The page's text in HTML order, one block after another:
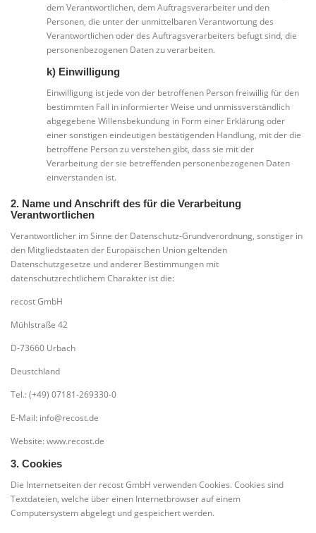
dem Verantwortlichen, dem Auftragsverarbeiter und den
Personen, die unter der unmittelbaren Verantwortung des
Verantwortlichen oder des Auftragsverarbeiters befugt sind, die
personenbezogenen Daten zu verarbeiten.
k) Einwilligung
Einwilligung ist jede von der betroffenen Person freiwillig für den
bestimmten Fall in informierter Weise und unmissverständlich
abgegebene Willensbekundung in Form einer Erklärung oder
einer sonstigen eindeutigen bestätigenden Handlung, mit der die
betroffene Person zu verstehen gibt, dass sie mit der
Verarbeitung der sie betreffenden personenbezogenen Daten
einverstanden ist.
2. Name und Anschrift des für die Verarbeitung
Verantwortlichen
Verantwortlicher im Sinne der Datenschutz-Grundverordnung, sonstiger in
den Mitgliedstaaten der Europäischen Union geltenden
Datenschutzgesetze und anderer Bestimmungen mit
datenschutzrechtlichem Charakter ist die:
recost GmbH
Mühlstraße 42
D-73660 Urbach
Deustchland
Tel.: (+49) 07181-269330-0
E-Mail: info@recost.de
Website: www.recost.de
3. Cookies
Die Internetseiten der recost GmbH verwenden Cookies. Cookies sind
Textdateien, welche über einen Internetbrowser auf einem
Computersystem abgelegt und gespeichert werden.